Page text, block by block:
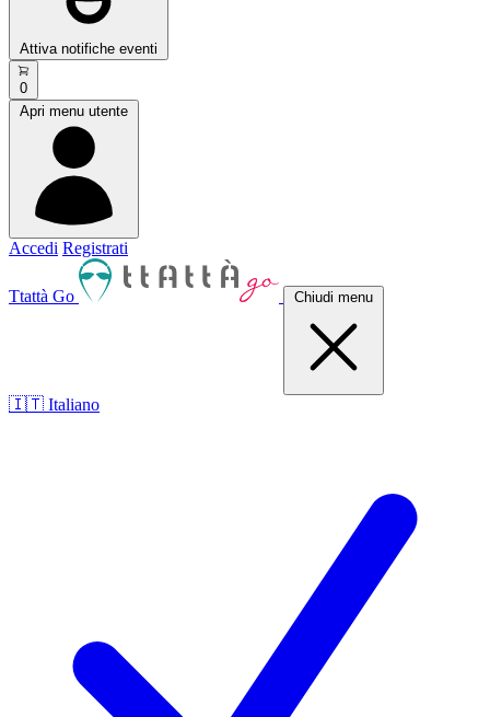
Attiva notifiche eventi
0
Apri menu utente
Accedi Registrati
Ttattà Go Chiudi menu
🇮🇹 Italiano